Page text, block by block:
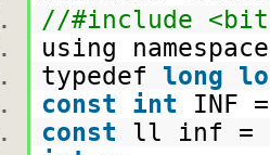
//#include
using
typedef long
const
int INF
const ll inf =